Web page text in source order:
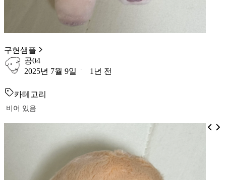
구현샘플
공04
2025년 7월 9일
1년 전
카테고리
비어 있음